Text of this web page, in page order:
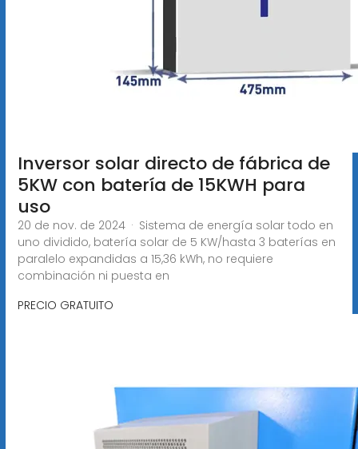
Inversor solar directo de fábrica de
5KW con batería de 15KWH para
uso
20 de nov. de 2024 · Sistema de energía solar todo en
uno dividido, batería solar de 5 KW/hasta 3 baterías en
paralelo expandidas a 15,36 kWh, no requiere
combinación ni puesta en
PRECIO GRATUITO